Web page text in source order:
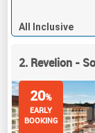
All Inclusive
2. Revelion -
20%
EARLY
BOOKING